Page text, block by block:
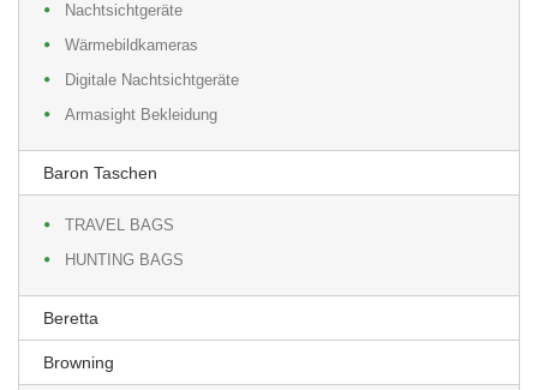
Nachtsichtgeräte
Wärmebildkameras
Digitale Nachtsichtgeräte
Armasight Bekleidung
Baron Taschen
TRAVEL BAGS
HUNTING BAGS
Beretta
Browning